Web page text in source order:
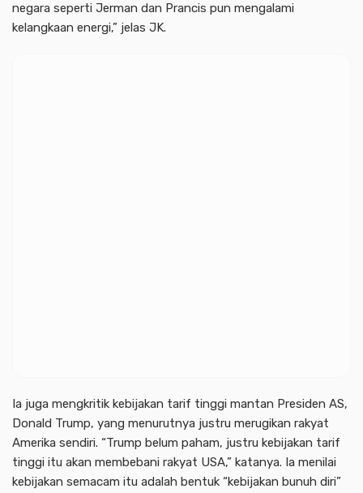
negara seperti Jerman dan Prancis pun mengalami
kelangkaan energi,” jelas JK.
Ia juga mengkritik kebijakan tarif tinggi mantan Presiden AS,
Donald Trump, yang menurutnya justru merugikan rakyat
Amerika sendiri. “Trump belum paham, justru kebijakan tarif
tinggi itu akan membebani rakyat USA,” katanya. Ia menilai
kebijakan semacam itu adalah bentuk “kebijakan bunuh diri”